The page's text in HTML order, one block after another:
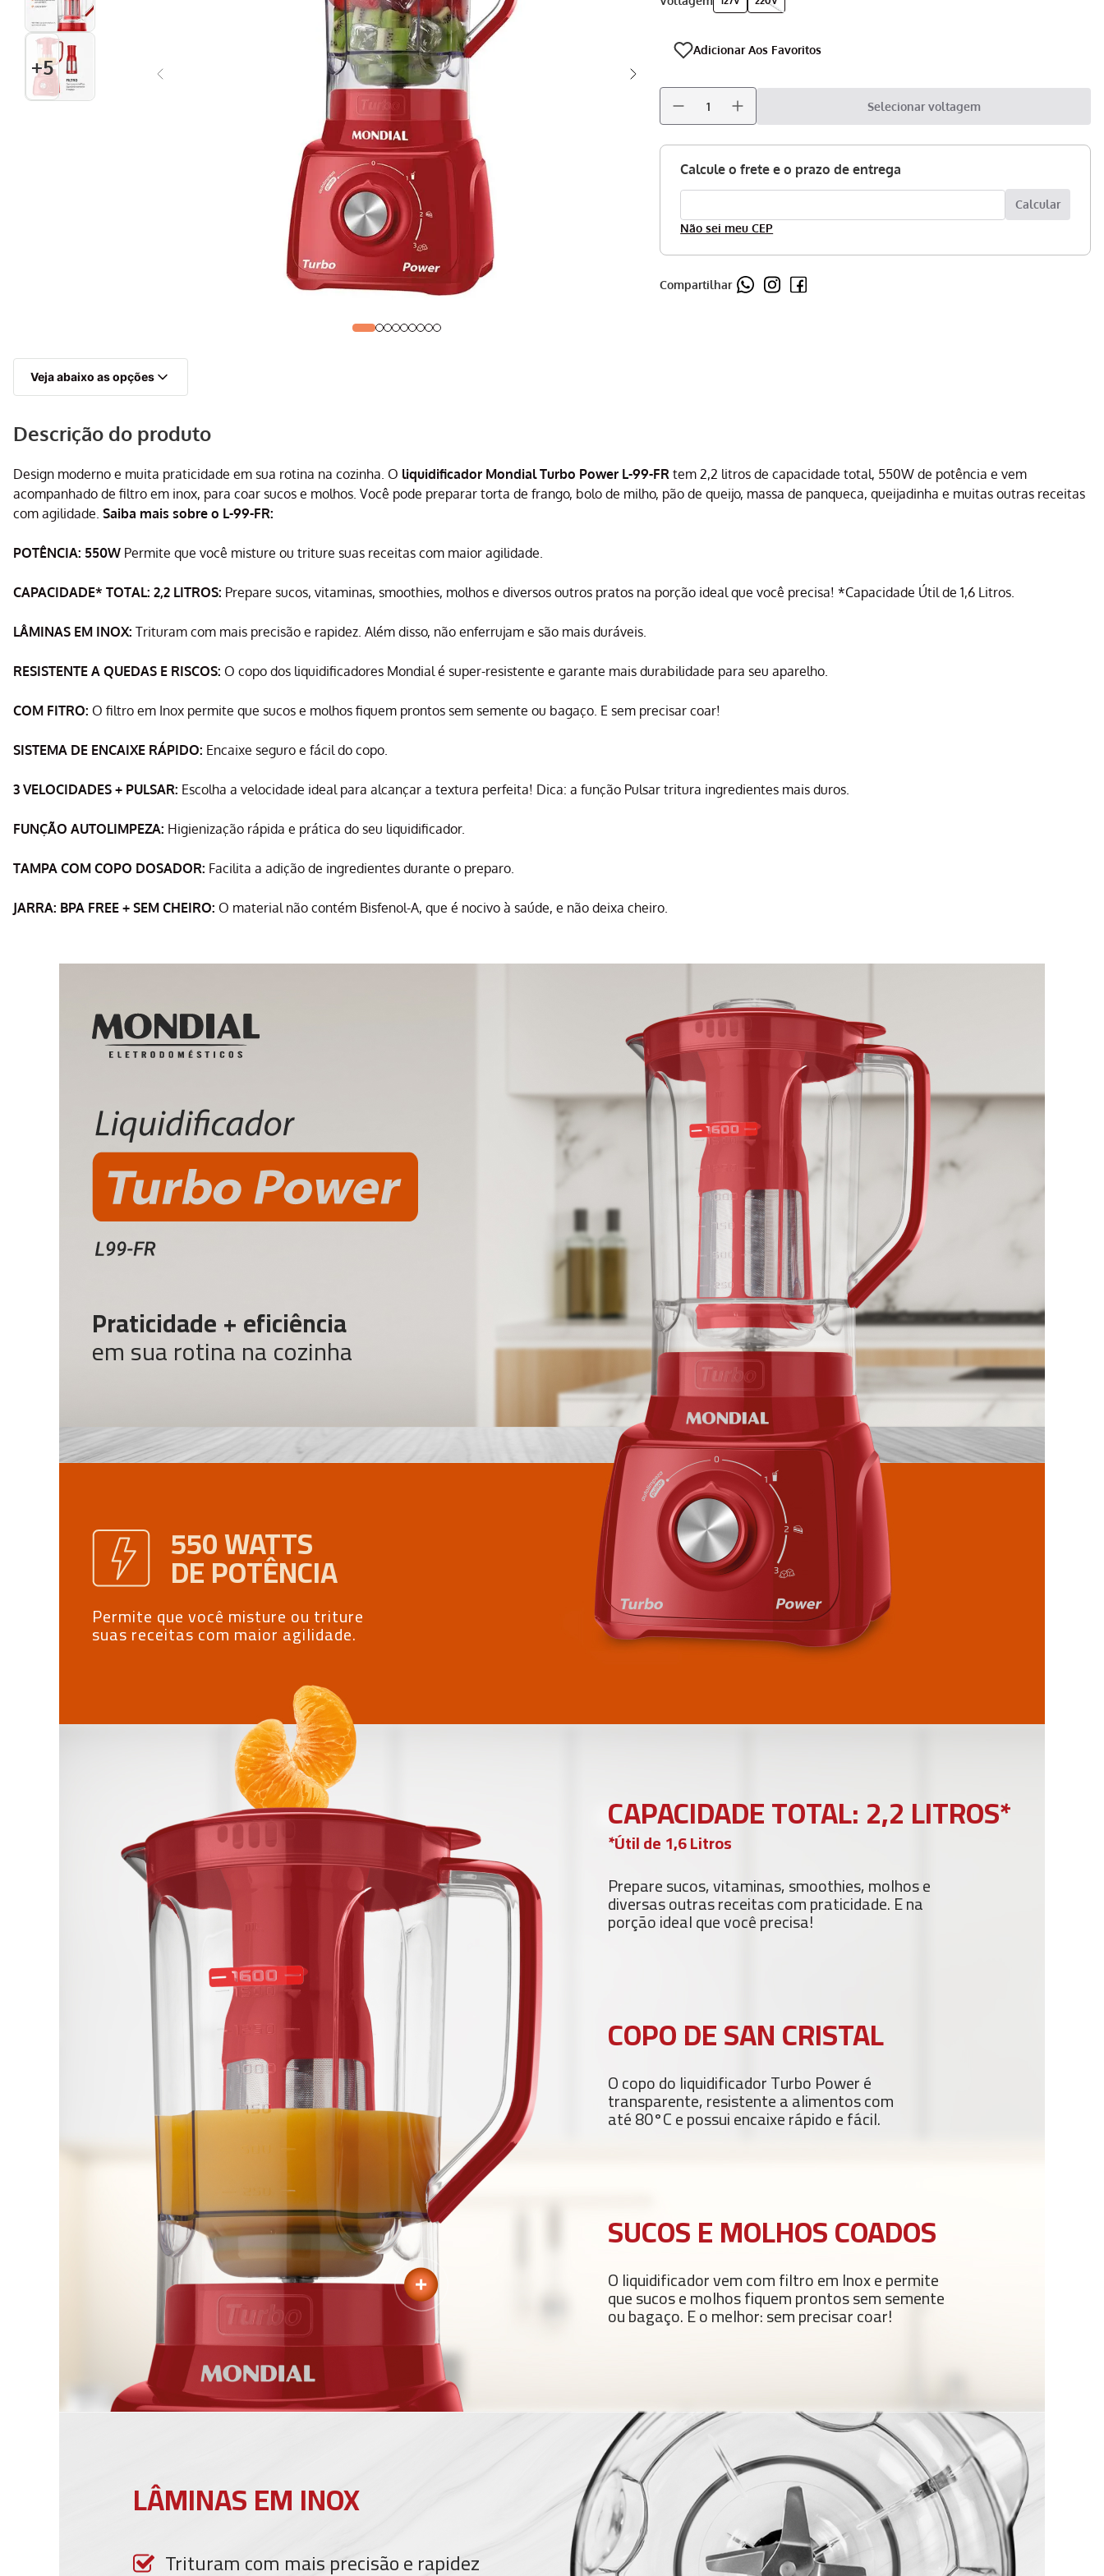
+5
Selecionar voltagem
Não sei meu CEP
Compartilhar
Veja abaixo as opções
Descrição do produto
Design moderno e muita praticidade em sua rotina na cozinha. O liquidificador Mondial Turbo Power L-99-FR tem 2,2 litros de capacidade total, 550W de potência e vem
acompanhado de filtro em inox, para coar sucos e molhos. Você pode preparar torta de frango, bolo de milho, pão de queijo, massa de panqueca, queijadinha e muitas outras receitas
com agilidade. Saiba mais sobre o L-99-FR:
POTÊNCIA: 550W Permite que você misture ou triture suas receitas com maior agilidade.
CAPACIDADE* TOTAL: 2,2 LITROS: Prepare sucos, vitaminas, smoothies, molhos e diversos outros pratos na porção ideal que você precisa! *Capacidade Útil de 1,6 Litros.
LÂMINAS EM INOX: Trituram com mais precisão e rapidez. Além disso, não enferrujam e são mais duráveis.
RESISTENTE A QUEDAS E RISCOS: O copo dos liquidificadores Mondial é super-resistente e garante mais durabilidade para seu aparelho.
COM FITRO: O filtro em Inox permite que sucos e molhos fiquem prontos sem semente ou bagaço. E sem precisar coar!
SISTEMA DE ENCAIXE RÁPIDO: Encaixe seguro e fácil do copo.
3 VELOCIDADES + PULSAR: Escolha a velocidade ideal para alcançar a textura perfeita! Dica: a função Pulsar tritura ingredientes mais duros.
FUNÇÃO AUTOLIMPEZA: Higienização rápida e prática do seu liquidificador.
TAMPA COM COPO DOSADOR: Facilita a adição de ingredientes durante o preparo.
JARRA: BPA FREE + SEM CHEIRO: O material não contém Bisfenol-A, que é nocivo à saúde, e não deixa cheiro.
10ºMultiprocessador